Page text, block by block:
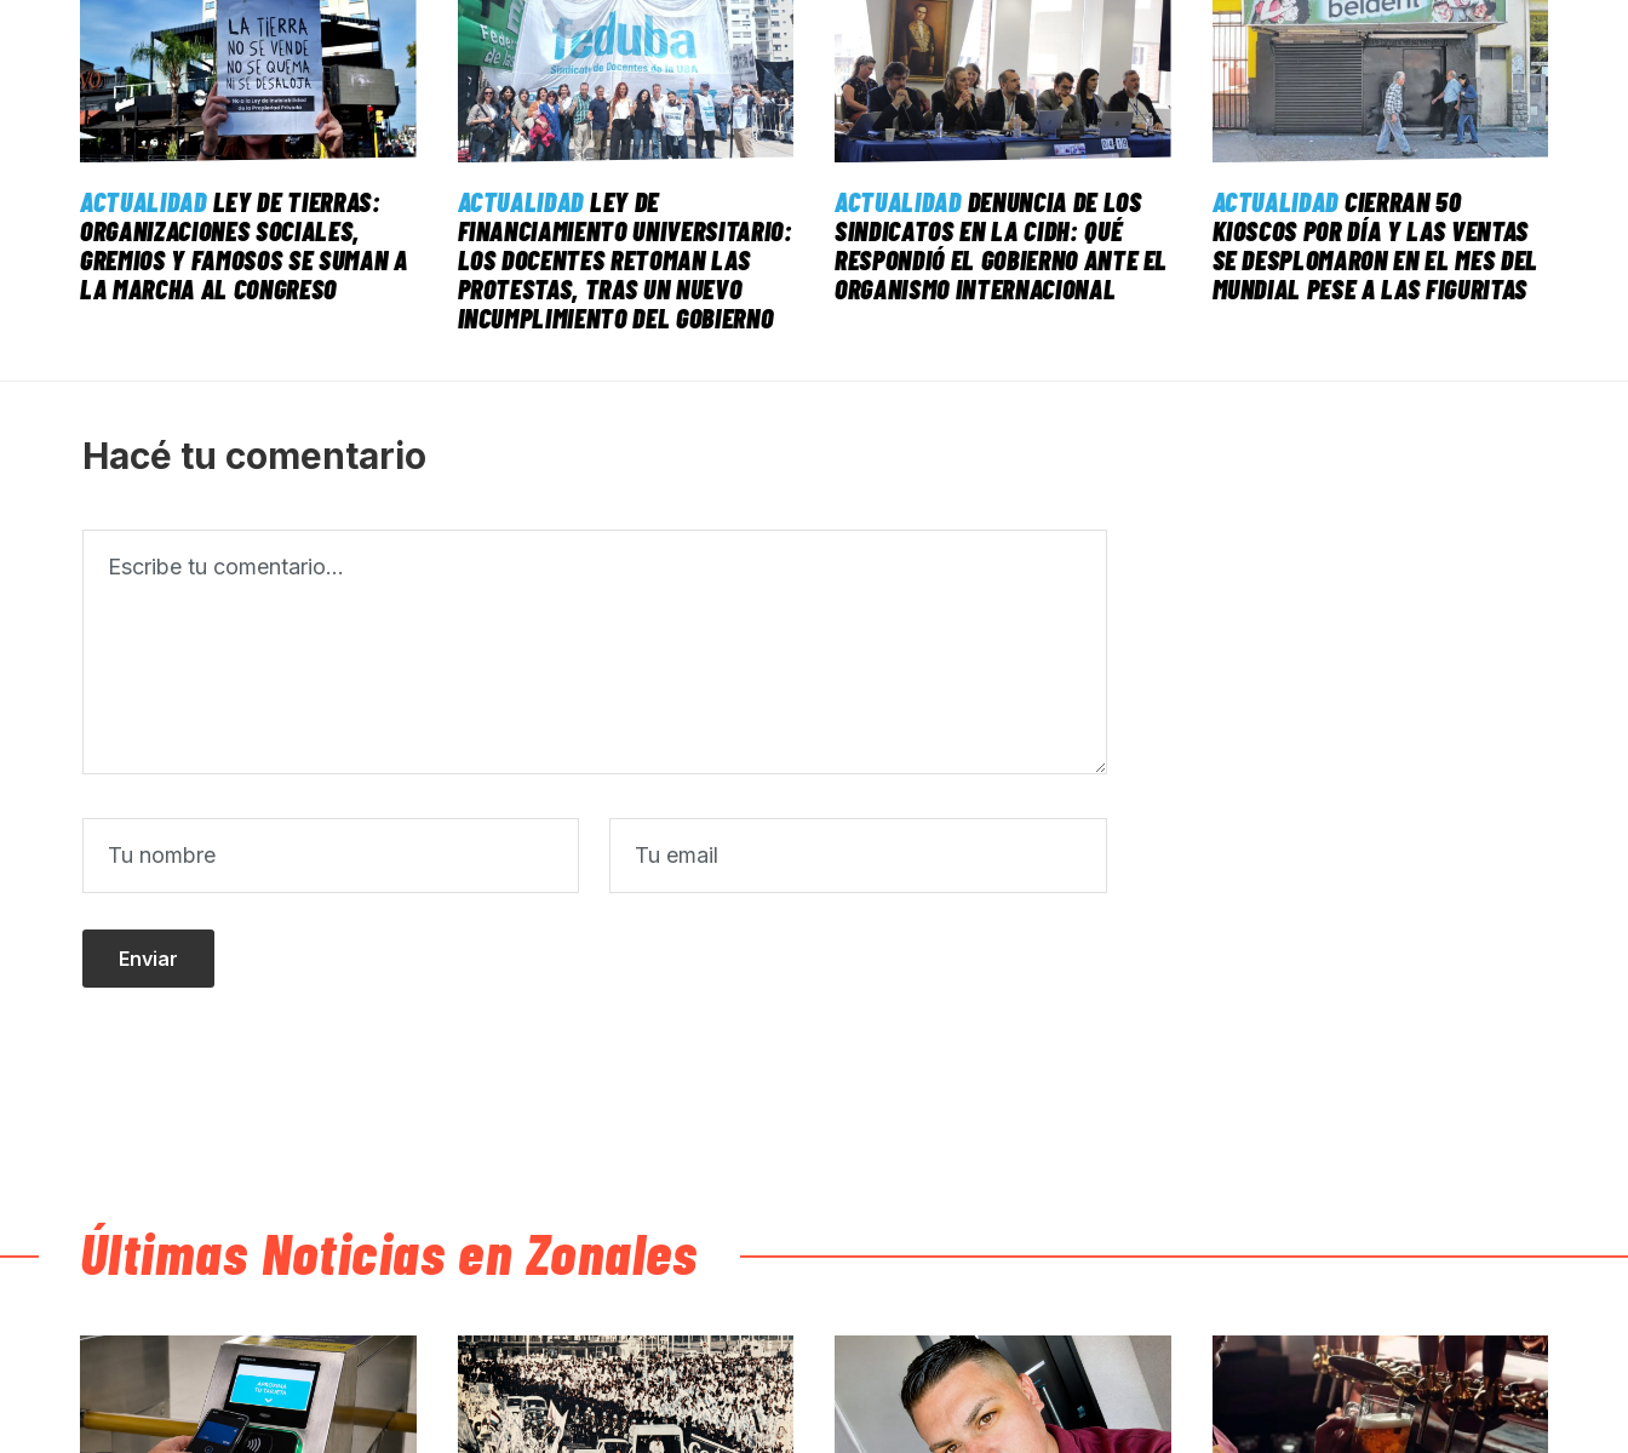
ACTUALIDAD LEY DE TIERRAS:
ORGANIZACIONES SOCIALES,
GREMIOS Y FAMOSOS SE SUMAN A
LA MARCHA AL CONGRESO
ACTUALIDADLEY DE
FINANCIAMIENTO UNIVERSITARIO:
LOS DOCENTES RETOMAN LAS
PROTESTAS, TRAS UN NUEVO
INCUMPLIMIENTO DEL GOBIERNO
ACTUALIDAD DENUNCIA DE LOS
SINDICATOS EN LA CIDH: QUÉ
RESPONDIÓ EL GOBIERNO ANTE EL
ORGANISMO INTERNACIONAL
ACTUALIDADCIERRAN 50
KIOSCOS POR DÍA Y LAS VENTAS
SE DESPLOMARON EN EL MES DEL
MUNDIAL PESE A LAS FIGURITAS
Hacé tu comentario
Últimas Noticias en Zonales